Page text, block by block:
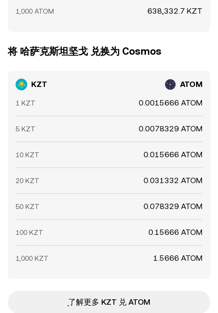
1,000 ATOM 638,332.7 KZT
将 哈萨克斯坦坚戈 兑换为 Cosmos
KZT ATOM
1 KZT 0.0015666 ATOM
5 KZT 0.0078329 ATOM
10 KZT 0.015666 ATOM
20 KZT 0.031332 ATOM
50 KZT 0.078329 ATOM
100 KZT 0.15666 ATOM
1,000 KZT 1.5666 ATOM
ִִִִִִִִִִִִִִִִִִִִִִִִִִִִִִִִִִִִִִִִִִִִִִִ了解更多 KZT 兑 ATOM